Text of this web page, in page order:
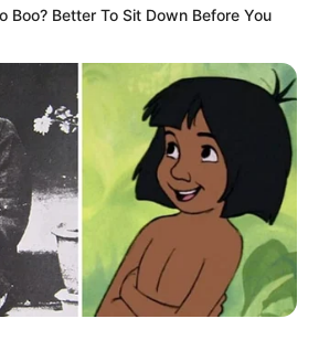
Boo? Better To Sit Down Before You